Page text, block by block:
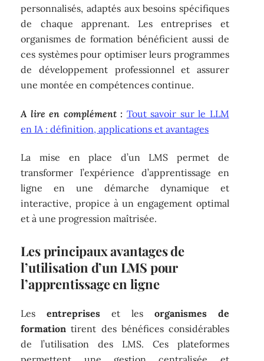
personnalisés, adaptés aux besoins spécifiques
de chaque apprenant. Les entreprises et
organismes de formation bénéficient aussi de
ces systèmes pour optimiser leurs programmes
de développement professionnel et assurer
une montée en compétences continue.
A lire en complément : Tout savoir sur le LLM
en IA : définition, applications et avantages
La mise en place d’un LMS permet de
transformer l’expérience d’apprentissage en
ligne en une démarche dynamique et
interactive, propice à un engagement optimal
et à une progression maîtrisée.
Les principaux avantages de
l’utilisation d’un LMS pour
l’apprentissage en ligne
Lesentreprises et les organismes de
formation tirent des bénéfices considérables
de l’utilisation des LMS. Ces plateformes